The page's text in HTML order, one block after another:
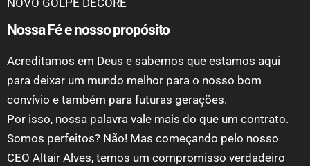
NOVO GOLPE DECORE
Nossa Fé e nosso propósito
Acreditamos em Deus e sabemos que estamos aqui
para deixar um mundo melhor para o nosso bom
convívio e também para futuras gerações.
Por isso, nossa palavra vale mais do que um contrato.
Somos perfeitos? Não! Mas começando pelo nosso
CEO Altair Alves, temos um compromisso verdadeiro